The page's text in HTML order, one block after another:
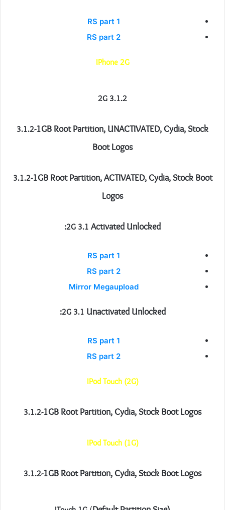
RS part 1
RS part 2
IPhone 2G
2G 3.1.2
3.1.2-1GB Root Partition, UNACTIVATED, Cydia, Stock
Boot Logos
3.1.2-1GB Root Partition, ACTIVATED, Cydia, Stock Boot
Logos
2G 3.1 Activated Unlocked:
RS part 1
RS part 2
Mirror Megaupload
2G 3.1 Unactivated Unlocked:
RS part 1
RS part 2
IPod Touch (2G)
3.1.2-1GB Root Partition, Cydia, Stock Boot Logos
IPod Touch (1G)
3.1.2-1GB Root Partition, Cydia, Stock Boot Logos